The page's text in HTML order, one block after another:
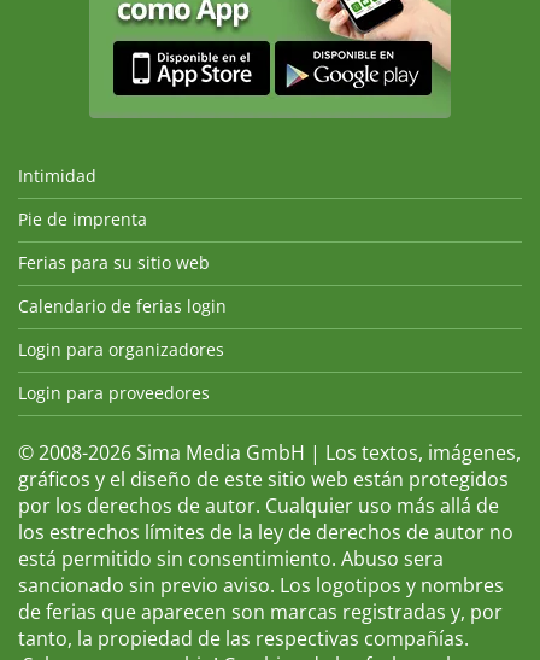
Intimidad
Pie de imprenta
Ferias para su sitio web
Calendario de ferias login
Login para organizadores
Login para proveedores
© 2008-2026 Sima Media GmbH | Los textos, imágenes,
gráficos y el diseño de este sitio web están protegidos
por los derechos de autor. Cualquier uso más allá de
los estrechos límites de la ley de derechos de autor no
está permitido sin consentimiento. Abuso sera
sancionado sin previo aviso. Los logotipos y nombres
de ferias que aparecen son marcas registradas y, por
tanto, la propiedad de las respectivas compañías.